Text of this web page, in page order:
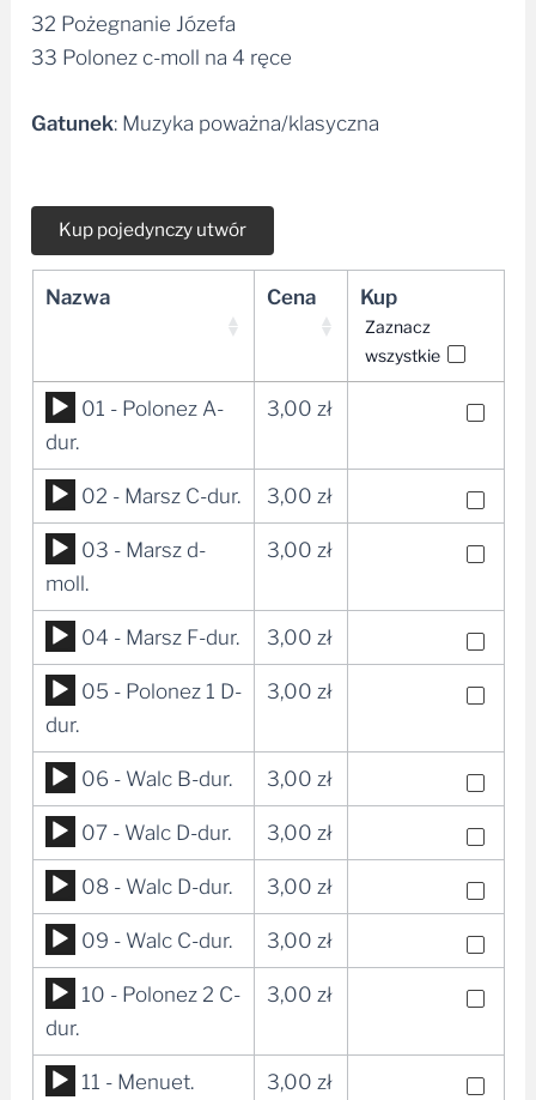
32 Pożegnanie Józefa
33 Polonez c-moll na 4 ręce
Gatunek: Muzyka poważna/klasyczna
Nazwa Cena Kup
Zaznacz
wszystkie
Odtwarzacz
plików
dźwiękowych
01 - Polonez A-
dur.
3,00 zł
Odtwarzacz
plików
dźwiękowych
02 - Marsz C-dur. 3,00 zł
Odtwarzacz
plików
dźwiękowych
03 - Marsz d-
moll.
3,00 zł
Odtwarzacz
plików
dźwiękowych
04 - Marsz F-dur. 3,00 zł
Odtwarzacz
plików
dźwiękowych
05 - Polonez 1 D-
dur.
3,00 zł
Odtwarzacz
plików
dźwiękowych
06 - Walc B-dur. 3,00 zł
Odtwarzacz
plików
dźwiękowych
07 - Walc D-dur. 3,00 zł
Odtwarzacz
plików
dźwiękowych
08 - Walc D-dur. 3,00 zł
Odtwarzacz
plików
dźwiękowych
09 - Walc C-dur. 3,00 zł
Odtwarzacz
plików
dźwiękowych
10 - Polonez 2 C-
dur.
3,00 zł
Odtwarzacz
11 - Menuet. 3,00 zł